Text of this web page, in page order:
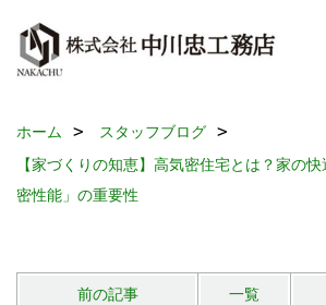
ホーム
スタッフブログ
【家づくりの知恵】高気密住宅とは？家の
密性能」の重要性
前の記事 一覧